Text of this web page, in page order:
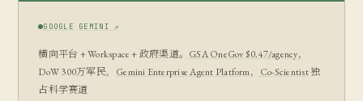
GOOGLE GEMINI ↗
横向平台 + Workspace + 政府渠道。 GSA OneGov $0.47/agency，
DoW 300万军民， Gemini Enterprise Agent Platform， Co-Scientist独
占科学赛道